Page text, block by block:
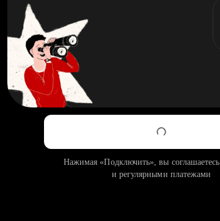
Нажимая «Подключить», вы соглашаетесь
и регулярными платежами